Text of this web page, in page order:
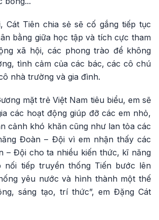
Cát Tiên chia sẻ sẽ cố gắng tiếp tục
bằng giữa học tập và tích cực tham
xã hội, các phong trào để không
tình cảm của các bác, các cô chú
nhà trường và gia đình.
mặt trẻ Việt Nam tiêu biểu, em sẽ
các hoạt động giúp đỡ các em nhỏ,
cảnh khó khăn cũng như lan tỏa các
Đoàn – Đội vì em nhận thấy các
– Đội cho ta nhiều kiến thức, kĩ năng
nối tiếp truyền thống Tiến bước lên
yêu nước và hình thành một thế
sáng tạo, trí thức”, em Đặng Cát